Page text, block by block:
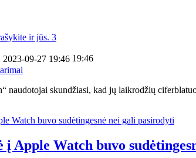
3
19:46
naudotojai skundžiasi, kad jų laikrodžių
į Apple Watch buvo